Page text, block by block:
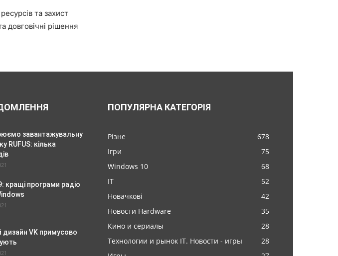
та захист
довговічні рішення
завантажувальну
RUFUS: кілька
кращі програми радіо
дизайн VK примусово
ПОПУЛЯРНА КАТЕГОРІЯ
Різне
678
Ігри
75
Windows 10
68
IT
52
Новачкові
42
Новости Hardware
35
Кино и сериалы
28
Технологии и рынок IT. Новости - игры
28